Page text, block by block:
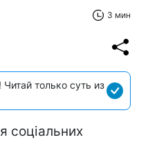
3 мин
только суть из
соціальних